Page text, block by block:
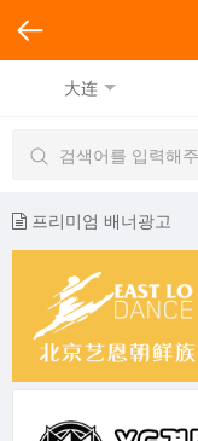
大连
프리미엄 배너광고